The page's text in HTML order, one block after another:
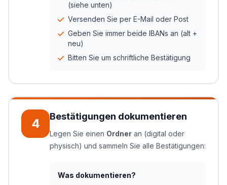
(siehe unten)
Versenden Sie per E-Mail oder Post
Geben Sie immer beide IBANs an (alt +
neu)
Bitten Sie um schriftliche Bestätigung
4 Bestätigungen dokumentieren
Legen Sie einen Ordner an (digital oder
physisch) und sammeln Sie alle Bestätigungen:
Was dokumentieren?